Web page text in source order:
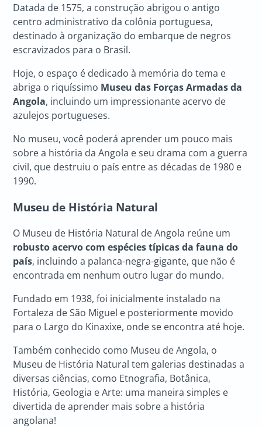
Datada de 1575, a construção abrigou o antigo
centro administrativo da colônia portuguesa,
destinado à organização do embarque de negros
escravizados para o Brasil.
Hoje, o espaço é dedicado à memória do tema e
abriga o riquíssimo Museu das Forças Armadas da
Angola, incluindo um impressionante acervo de
azulejos portugueses.
No museu, você poderá aprender um pouco mais
sobre a história da Angola e seu drama com a guerra
civil, que destruiu o país entre as décadas de 1980 e
1990.
Museu de História Natural
O Museu de História Natural de Angola reúne um
robusto acervo com espécies típicas da fauna do
país, incluindo a palanca-negra-gigante, que não é
encontrada em nenhum outro lugar do mundo.
Fundado em 1938, foi inicialmente instalado na
Fortaleza de São Miguel e posteriormente movido
para o Largo do Kinaxixe, onde se encontra até hoje.
Também conhecido como Museu de Angola, o
Museu de História Natural tem galerias destinadas a
diversas ciências, como Etnografia, Botânica,
História, Geologia e Arte: uma maneira simples e
divertida de aprender mais sobre a história
angolana!